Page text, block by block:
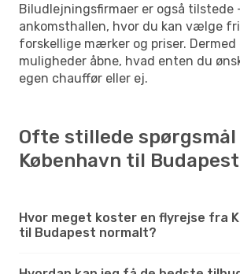
Biludlejningsfirmaer er også tilstede
ankomsthallen, hvor du kan vælge
forskellige mærker og priser. Dermed
muligheder åbne, hvad enten du
egen chauffør eller ej.
Ofte stillede
København til Budapest
Hvor meget koster en flyrejse fra
til Budapest normalt?